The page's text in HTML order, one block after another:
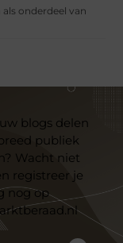
onderdeel van
blogs delen
publiek
Wacht niet
registreer je
nog op